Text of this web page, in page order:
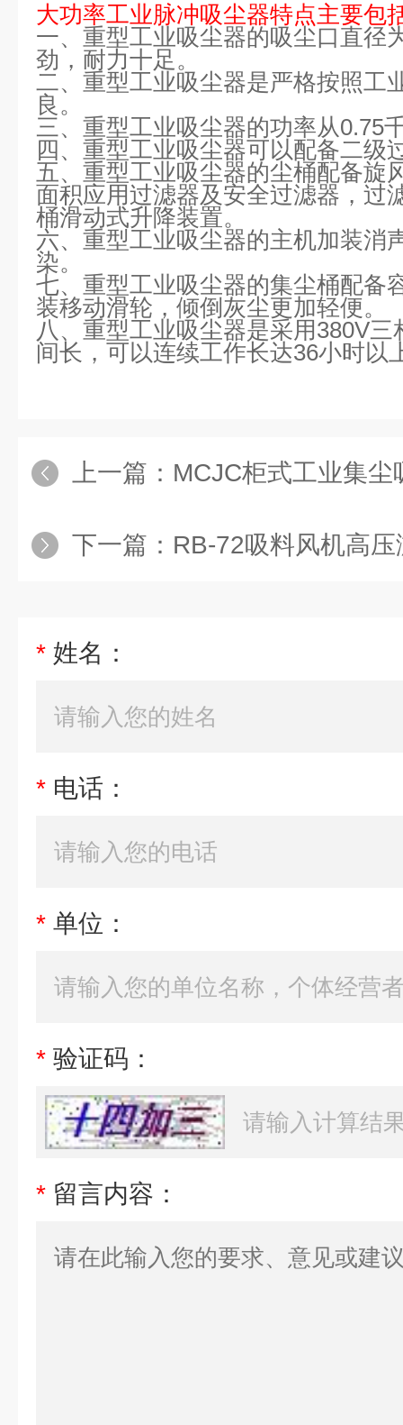
大功率工业脉冲吸尘器特点主要包
一、重型工业吸尘器的吸尘口直径
劲，耐力十足。
二、重型工业吸尘器是严格按照工
良。
三、重型工业吸尘器的功率从0.75
四、重型工业吸尘器可以配备二级
五、重型工业吸尘器的尘桶配备旋
面积应用过滤器及安全过滤器，过
桶滑动式升降装置。
六、重型工业吸尘器的主机加装消
染。
七、重型工业吸尘器的集尘桶配备
装移动滑轮，倾倒灰尘更加轻便。
八、重型工业吸尘器是采用380V
间长，可以连续工作长达36小时以
上一篇： MCJC柜式工业集尘
下一篇： RB-72吸料风机高
* 姓名：
* 电话：
* 单位：
* 验证码：
* 留言内容：